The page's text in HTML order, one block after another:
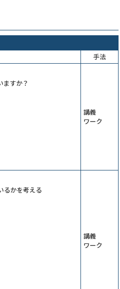
手法
ますか？
講義
ワーク
るかを考える
講義
ワーク